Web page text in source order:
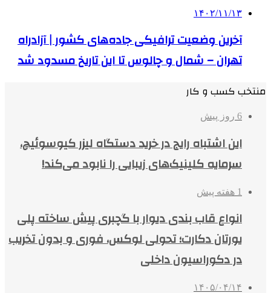
۱۴۰۲/۱۱/۱۳
آخرین وضعیت ترافیکی جاده‌های کشور | آزادراه
تهران – شمال و چالوس تا این تاریخ مسدود شد
منتخب کسب و کار
6 روز پیش
این اشتباه رایج در خرید دستگاه لیزر کیوسوئیچ،
سرمایه کلینیک‌های زیبایی را نابود می‌کند!
1 هفته پیش
انواع قاب بندی دیوار با گچبری پیش ساخته پلی
یورتان دکارت؛ تحولی لوکس، فوری و بدون تخریب
در دکوراسیون داخلی
۱۴۰۵/۰۴/۱۴